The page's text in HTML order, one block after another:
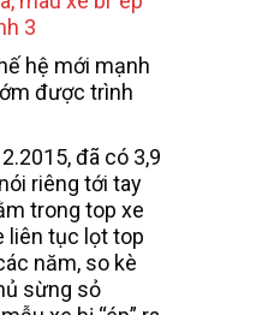
hệ mới mạnh
được trình
đã có 3,9
riêng tới tay
trong top xe
liên tục lọt top
năm, so kè
sừng sỏ